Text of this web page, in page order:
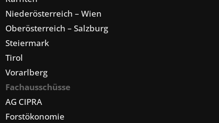
Niederösterreich – Wien
Oberösterreich – Salzburg
Steiermark
Tirol
Vorarlberg
Fachausschüsse
AG CIPRA
Forstökonomie